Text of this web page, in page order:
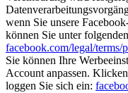
wenn Sie unsere
können Sie unter
facebook.com/legal/terms/
Sie können Ihre
Account anpassen.
loggen Sie sich ein: